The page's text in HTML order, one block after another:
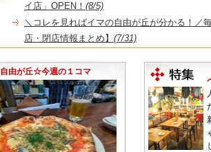
イ店」OPEN！ (8/5)
＼コレを見ればイマの自由が丘が分かる！／
店・閉店情報まとめ】 (7/31)
永久パス配布も！
自由が丘☆今週の１コマ